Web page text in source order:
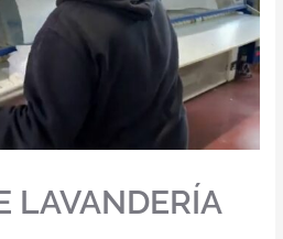
LAVANDERÍA